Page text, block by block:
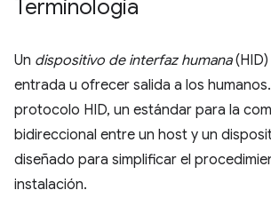
Terminología
Un dispositivo de interfaz humana
entrada u ofrecer salida a los
protocolo HID, un estándar para la
bidireccional entre un host y un
diseñado para simplificar el
instalación.